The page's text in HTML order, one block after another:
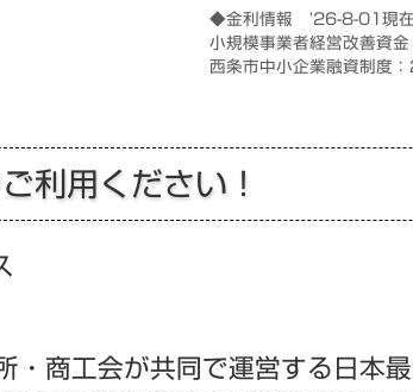
◆金利情報 '26-8-01現在
小規模事業者経営改善資
西条市中小企業融資制度
利用ください！
商工会が共同で運営する日本